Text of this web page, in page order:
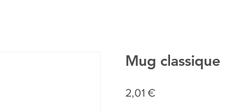
Mug classique
2,01 €Prix